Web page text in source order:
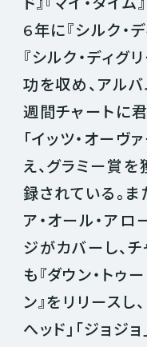
ド』『マイ・タイ
6年に『シルク・
『シルク・ディグ
功を収め、アル
週間チャートに
「イッツ・オーヴ
え、グラミー賞を
録されている。ま
ア・オール・アロ
ジがカバーし、
も『ダウン・トゥー
ン』をリリースし
へッド」「ジョジ